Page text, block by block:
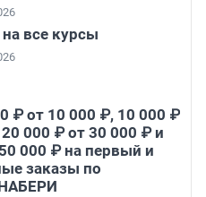
все курсы
₽ от 10 000 ₽, 10 000 ₽
000 ₽ от 30 000 ₽ и
000 ₽ на первый и
заказы по